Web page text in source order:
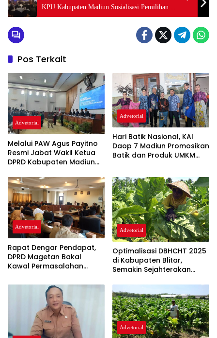
KPU Kabupaten Madiun Sosialisasi Pemilihan
Gubernur dan Wakil Gubernur serta Bupati dan Wakil
Pos Terkait
Advetorial
Melalui PAW Agus Payitno
Resmi Jabat Wakil Ketua
DPRD Kabupaten Madiun
Advetorial
Hari Batik Nasional, KAI
Daop 7 Madiun Promosikan
Batik dan Produk UMKM
Advetorial
Rapat Dengar Pendapat,
DPRD Magetan Bakal
Kawal Permasalahan
Aktivitas PG Poerwodadie
Advetorial
Optimalisasi DBHCHT 2025
di Kabupaten Blitar,
Semakin Sejahterakan
Advetorial